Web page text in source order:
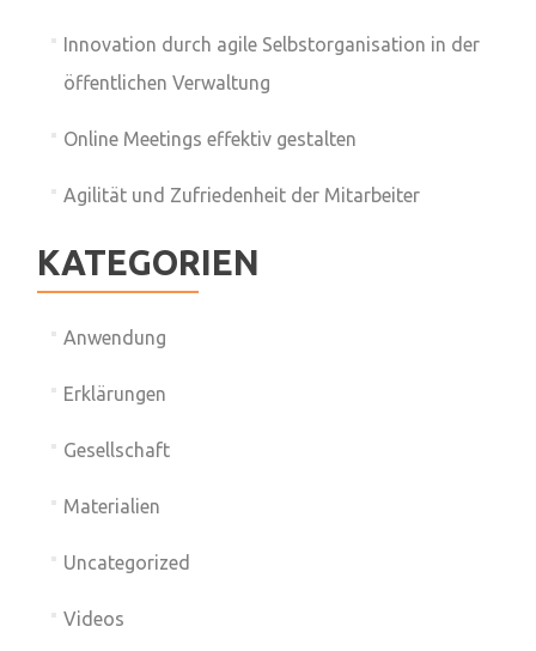
Innovation durch agile Selbstorganisation in der
öffentlichen Verwaltung
Online Meetings effektiv gestalten
Agilität und Zufriedenheit der Mitarbeiter
KATEGORIEN
Anwendung
Erklärungen
Gesellschaft
Materialien
Uncategorized
Videos